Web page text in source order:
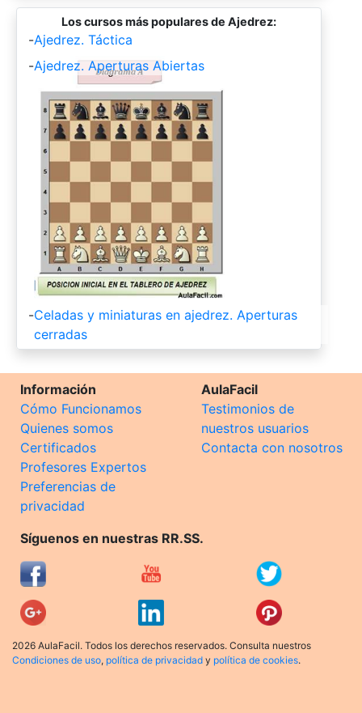
Los cursos más populares de Ajedrez:
-Ajedrez. Táctica
-Ajedrez. Aperturas Abiertas
-Celadas y miniaturas en ajedrez. Aperturas
cerradas
Información
Cómo Funcionamos
Quienes somos
Certificados
Profesores Expertos
Preferencias de
privacidad
AulaFacil
Testimonios de
nuestros usuarios
Contacta con nosotros
Síguenos en nuestras RR.SS.
2026 AulaFacil. Todos los derechos reservados. Consulta nuestros
Condiciones de uso, política de privacidad y política de cookies.